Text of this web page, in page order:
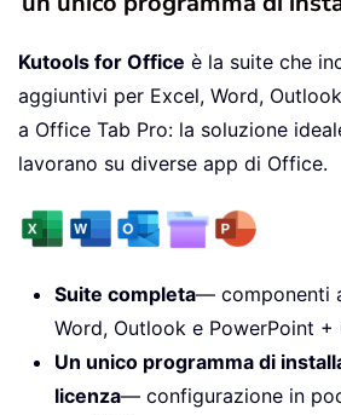
Kutools for Office è la suite che
aggiuntivi per Excel, Word,
a Office Tab Pro: la soluzione
lavorano su diverse app di Office.
Suite completa— componenti
Word, Outlook e PowerPoint +
Un unico programma di
licenza— configurazione in